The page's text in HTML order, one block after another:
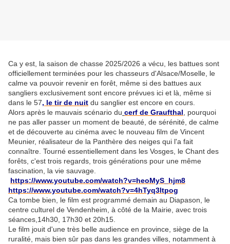
Ca y est, la saison de chasse 2025/2026 a vécu, les battues sont
officiellement terminées pour les chasseurs d'Alsace/Moselle, le
calme va pouvoir revenir en forêt, même si des battues aux
sangliers exclusivement sont encore prévues ici et là, même si
dans le 57, le tir de nuit du sanglier est encore en cours.
Alors après le mauvais scénario du cerf de Graufthal , pourquoi
ne pas aller passer un moment de beauté, de sérénité, de calme
et de découverte au cinéma avec le nouveau film de Vincent
Meunier, réalisateur de la Panthère des neiges qui l'a fait
connaître. Tourné essentiellement dans les Vosges, le Chant des
forêts, c'est trois regards, trois générations pour une même
fascination, la vie sauvage.
https://www.youtube.com/watch?v=heoMyS_hjm8
https://www.youtube.com/watch?v=4hTyq3ltpog
Ca tombe bien, le film est programmé demain au Diapason, le
centre culturel de Vendenheim, à côté de la Mairie, avec trois
séances,14h30, 17h30 et 20h15.
Le film jouit d'une très belle audience en province, siège de la
ruralité, mais bien sûr pas dans les grandes villes, notamment à